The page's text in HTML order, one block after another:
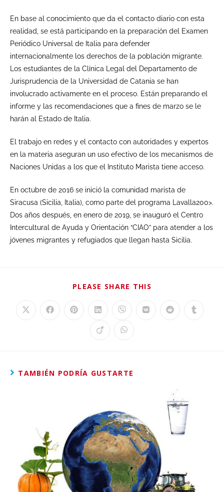
En base al conocimiento que da el contacto diario con esta
realidad, se está participando en la preparación del Examen
Periódico Universal de Italia para defender
internacionalmente los derechos de la población migrante.
Los estudiantes de la Clínica Legal del Departamento de
Jurisprudencia de la Universidad de Catania se han
involucrado activamente en el proceso. Están preparando el
informe y las recomendaciones que a fines de marzo se le
harán al Estado de Italia.
El trabajo en redes y el contacto con autoridades y expertos
en la materia aseguran un uso efectivo de los mecanismos de
Naciones Unidas a los que el Instituto Marista tiene acceso.
En octubre de 2016 se inició la comunidad marista de
Siracusa (Sicilia, Italia), como parte del programa Lavalla200>.
Dos años después, en enero de 2019, se inauguró el Centro
Intercultural de Ayuda y Orientación “CIAO” para atender a los
jóvenes migrantes y refugiados que llegan hasta Sicilia.
PLEASE SHARE THIS
TAMBIÉN PODRÍA GUSTARTE